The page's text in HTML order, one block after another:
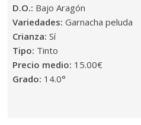
D.O.: Bajo Aragón
Variedades:Garnacha peluda
Crianza:Sí
Tipo: Tinto
Precio medio: 15.00€
Grado: 14.0°